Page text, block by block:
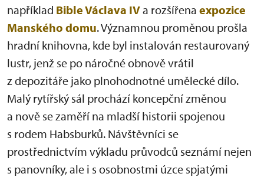
například Bible Václava IVa rozšířena expozice
Manského domu. Významnou proměnou prošla
hradní knihovna, kde byl instalován restaurovaný
lustr, jenž se po náročné obnově vrátil
z depozitáře jako plnohodnotné umělecké dílo.
Malý rytířský sál prochází koncepční změnou
a nově se zaměří na mladší historii spojenou
s rodem Habsburků. Návštěvníci se
prostřednictvím výkladu průvodců seznámí nejen
s panovníky, ale i s osobnostmi úzce spjatými